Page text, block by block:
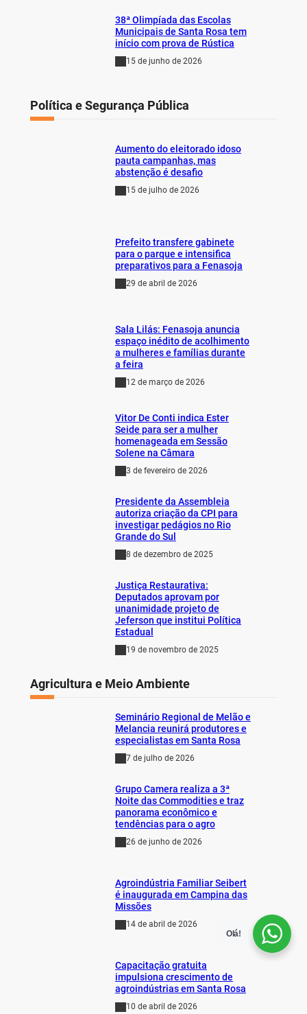
38ª Olimpíada das Escolas
Municipais de Santa Rosa tem
início com prova de Rústica
15 de junho de 2026
Política e Segurança Pública
Aumento do eleitorado idoso
pauta campanhas, mas
abstenção é desafio
15 de julho de 2026
Prefeito transfere gabinete
para o parque e intensifica
preparativos para a Fenasoja
29 de abril de 2026
Sala Lilás: Fenasoja anuncia
espaço inédito de acolhimento
a mulheres e famílias durante
a feira
12 de março de 2026
Vitor De Conti indica Ester
Seide para ser a mulher
homenageada em Sessão
Solene na Câmara
3 de fevereiro de 2026
Presidente da Assembleia
autoriza criação da CPI para
investigar pedágios no Rio
Grande do Sul
8 de dezembro de 2025
Justiça Restaurativa:
Deputados aprovam por
unanimidade projeto de
Jeferson que institui Política
Estadual
19 de novembro de 2025
Agricultura e Meio Ambiente
Seminário Regional de Melão e
Melancia reunirá produtores e
especialistas em Santa Rosa
7 de julho de 2026
Grupo Camera realiza a 3ª
Noite das Commodities e traz
panorama econômico e
tendências para o agro
26 de junho de 2026
Agroindústria Familiar Seibert
é inaugurada em Campina das
Missões
14 de abril de 2026
Capacitação gratuita
impulsiona crescimento de
agroindústrias em Santa Rosa
10 de abril de 2026
Olá!